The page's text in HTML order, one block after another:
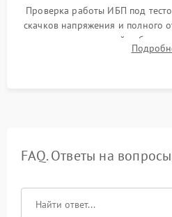
Проверка работы ИБП под
скачков напряжения и полного
времени автономной работы,
корректности формы
FAQ. Ответы на вопросы